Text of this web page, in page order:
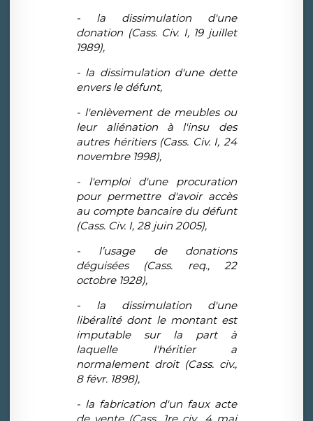
- la dissimulation d'une
donation (Cass. Civ. I, 19 juillet
1989),
- la dissimulation d'une dette
envers le défunt,
- l'enlèvement de meubles ou
leur aliénation à l'insu des
autres héritiers (Cass. Civ. I, 24
novembre 1998),
- l'emploi d'une procuration
pour permettre d'avoir accès
au compte bancaire du défunt
(Cass. Civ. I, 28 juin 2005),
- l’usage de donations
déguisées (Cass. req., 22
octobre 1928),
- la dissimulation d'une
libéralité dont le montant est
imputable sur la part à
laquelle l'héritier a
normalement droit (Cass. civ.,
8 févr. 1898),
- la fabrication d'un faux acte
de vente (Cass. 1re civ., 4 mai